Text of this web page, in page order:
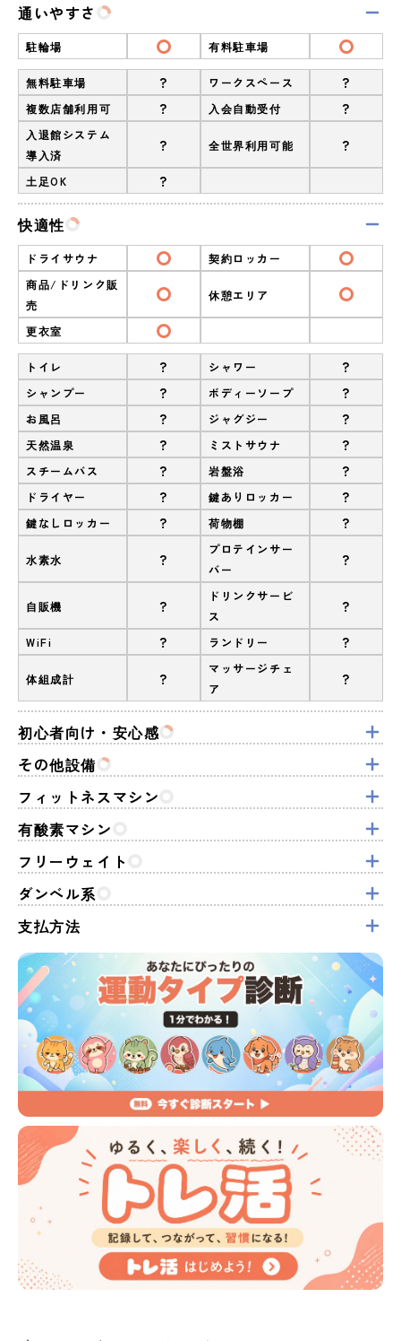
通いやすさ
駐輪場 有料駐車場
無料駐車場 ? ワークスペース ?
複数店舗利用可 ? 入会自動受付 ?
入退館システム
導入済
? 全世界利用可能 ?
土足OK ?
快適性
ドライサウナ
契約ロッカー
商品/ドリンク販
売
休憩エリア
更衣室
トイレ ? シャワー ?
シャンプー ? ボディーソープ ?
お風呂 ? ジャグジー ?
天然温泉 ? ミストサウナ ?
スチームバス ? 岩盤浴 ?
ドライヤー ? 鍵ありロッカー ?
鍵なしロッカー ? 荷物棚 ?
水素水 ?
プロテインサー
バー
?
自販機 ?
ドリンクサービ
ス
?
WiFi ? ランドリー ?
体組成計 ?
マッサージチェ
ア
?
初心者向け・安心感
その他設備
フィットネスマシン
有酸素マシン
フリーウェイト
ダンベル系
支払方法